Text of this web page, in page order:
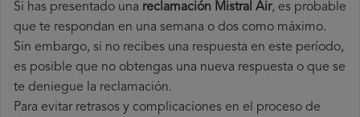
Si has presentado una reclamación Mistral Air, es probable
que te respondan en una semana o dos como máximo.
Sin embargo, si no recibes una respuesta en este período,
es posible que no obtengas una nueva respuesta o que se
te deniegue la reclamación.
Para evitar retrasos y complicaciones en el proceso de